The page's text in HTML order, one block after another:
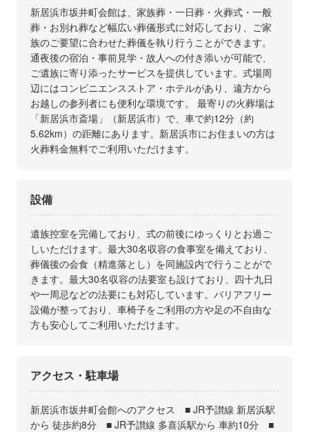
新居浜市坂井町会館は、家族葬・一日葬・火葬式・一般
葬・お別れ葬など幅広い葬儀形式に対応しており、ご家
族のご要望に合わせた葬儀を執り行うことができます。
通夜後の宿泊・事前見学・故人への付き添いが可能で、
ご遺族に寄り添ったサービスを提供しています。式場周
辺にはコンビニエンスストア・ホテルがあり、遠方から
お越しの参列者にも便利な環境です。 最寄りの火葬場は
「新居浜市斎場」（新居浜市）で、車で約12分（約
5.62km）の距離にあります。新居浜市にお住まいの方は
火葬料金無料でご利用いただけます。
設備
遺族控室を完備しており、式の前後にゆっくりとお過ご
しいただけます。最大30名収容の食事室を備えており、
葬儀後の会食（精進落とし）を同施設内で行うことがで
きます。最大30名収容の法要室も設けており、四十九日
や一周忌などの法要にも対応しています。バリアフリー
設備が整っており、車椅子をご利用の方や足の不自由な
方も安心してご利用いただけます。
アクセス・駐車場
新居浜市坂井町会館へのアクセス ■ JR予讃線 新居浜駅
から 徒歩約8分 ■ JR予讃線 多喜浜駅から 車約10分 ■